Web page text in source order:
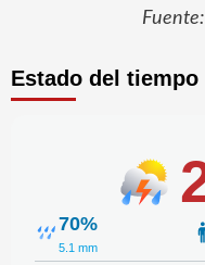
Estado del tiempo
70%
5.1 mm